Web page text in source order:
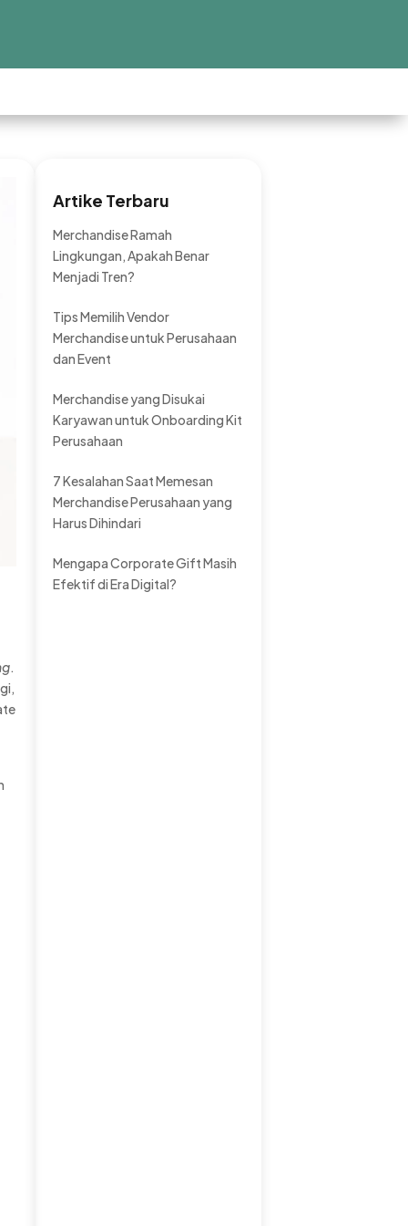
.
Artike Terbaru
Merchandise Ramah
Lingkungan, Apakah Benar
Menjadi Tren?
Tips Memilih Vendor
Merchandise untuk Perusahaan
dan Event
Merchandise yang Disukai
Karyawan untuk Onboarding Kit
Perusahaan
7 Kesalahan Saat Memesan
Merchandise Perusahaan yang
Harus Dihindari
Mengapa Corporate Gift Masih
Efektif di Era Digital?